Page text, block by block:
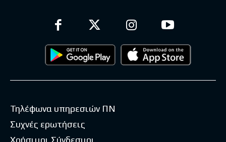
Τηλέφωνα υπηρεσιών ΠΝ
Συχνές ερωτήσεις
Χρήσιμοι Σύνδεσμοι